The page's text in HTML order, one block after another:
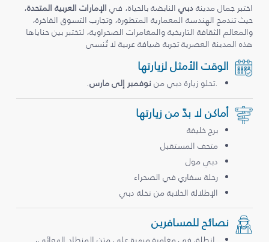
اختبر جمال مدينةدبيالنابضة بالحياة، في الإمارات العربية المتحدة،
حيث تندمج الهندسة المعمارية المتطورة، وتجارب التسوق الفاخرة،
والمعالم الثقافة التاريخية والمغامرات الصحراوية، لتختبر بين حناياها
هذه المدينة العصرية تجربة ضيافة عربية لا تُنسى
الوقت الأمثل لزيارتها
.تحلو زيارة دبي من نوفمبر إلى مارس.
أماكن لا بدّ من زيارتها
برج خليفة
متحف المستقبل
دبي مول
رحلة سفاري في الصحراء
الإطلالة الخلابة من نخلة دبي
نصائح للمسافرين